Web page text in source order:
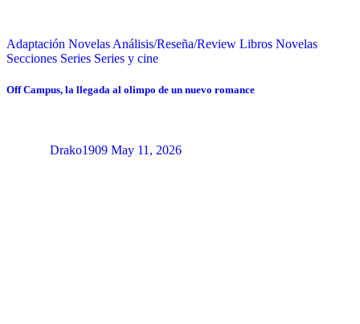
Adaptación Novelas Análisis/Reseña/Review Libros Novelas
Secciones Series Series y cine
Off Campus, la llegada al olimpo de un nuevo romance
Drako1909 May 11, 2026